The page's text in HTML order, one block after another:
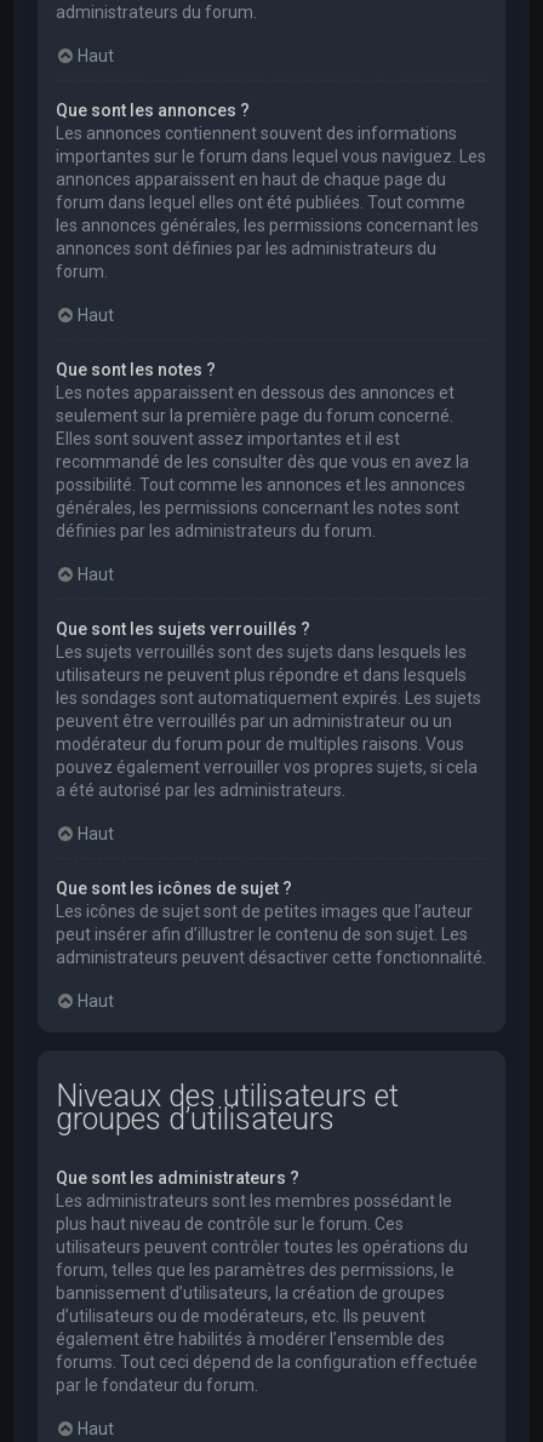
administrateurs du forum.
Haut
Que sont les annonces ?
Les annonces contiennent souvent des informations
importantes sur le forum dans lequel vous naviguez. Les
annonces apparaissent en haut de chaque page du
forum dans lequel elles ont été publiées. Tout comme
les annonces générales, les permissions concernant les
annonces sont définies par les administrateurs du
forum.
Haut
Que sont les notes ?
Les notes apparaissent en dessous des annonces et
seulement sur la première page du forum concerné.
Elles sont souvent assez importantes et il est
recommandé de les consulter dès que vous en avez la
possibilité. Tout comme les annonces et les annonces
générales, les permissions concernant les notes sont
définies par les administrateurs du forum.
Haut
Que sont les sujets verrouillés ?
Les sujets verrouillés sont des sujets dans lesquels les
utilisateurs ne peuvent plus répondre et dans lesquels
les sondages sont automatiquement expirés. Les sujets
peuvent être verrouillés par un administrateur ou un
modérateur du forum pour de multiples raisons. Vous
pouvez également verrouiller vos propres sujets, si cela
a été autorisé par les administrateurs.
Haut
Que sont les icônes de sujet ?
Les icônes de sujet sont de petites images que l’auteur
peut insérer afin d’illustrer le contenu de son sujet. Les
administrateurs peuvent désactiver cette fonctionnalité.
Haut
Niveaux des utilisateurs et
groupes d’utilisateurs
Que sont les administrateurs ?
Les administrateurs sont les membres possédant le
plus haut niveau de contrôle sur le forum. Ces
utilisateurs peuvent contrôler toutes les opérations du
forum, telles que les paramètres des permissions, le
bannissement d’utilisateurs, la création de groupes
d’utilisateurs ou de modérateurs, etc. Ils peuvent
également être habilités à modérer l’ensemble des
forums. Tout ceci dépend de la configuration effectuée
par le fondateur du forum.
Haut